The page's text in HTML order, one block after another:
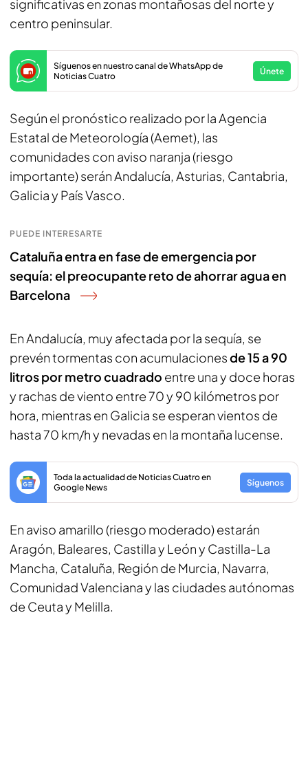
significativas en zonas montañosas del norte y
centro peninsular.
Síguenos en nuestro canal de WhatsApp de
Noticias Cuatro
Únete
Según el pronóstico realizado por la Agencia
Estatal de Meteorología (Aemet), las
comunidades con aviso naranja (riesgo
importante) serán Andalucía, Asturias, Cantabria,
Galicia y País Vasco.
PUEDE INTERESARTE
Cataluña entra en fase de emergencia por
sequía: el preocupante reto de ahorrar agua en
Barcelona
En Andalucía, muy afectada por la sequía, se
prevén tormentas con acumulacionesde 15 a 90
litrospor metro cuadrado entre una y doce horas
y rachas de viento entre 70 y 90 kilómetros por
hora, mientras en Galicia se esperan vientos de
hasta 70 km/h y nevadas en la montaña lucense.
Toda la actualidad de Noticias Cuatro en
Google News
Síguenos
En aviso amarillo (riesgo moderado) estarán
Aragón, Baleares, Castilla y León y Castilla-La
Mancha, Cataluña, Región de Murcia, Navarra,
Comunidad Valenciana y las ciudades autónomas
de Ceuta y Melilla.